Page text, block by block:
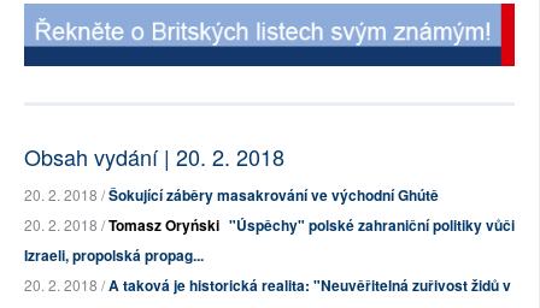
Obsah vydání | 20. 2. 2018
20. 2. 2018 /Šokující záběry masakrování ve východní Ghútě
20. 2. 2018 /Tomasz Oryński "Úspěchy" polské zahraniční politiky vůči
Izraeli, propolská propag...
20. 2. 2018 /A taková je historická realita: "Neuvěřitelná zuřivost židů v